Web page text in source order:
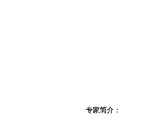
专家简介：